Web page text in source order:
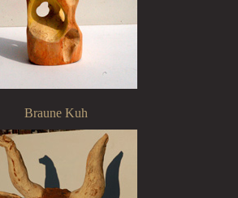
Braune Kuh